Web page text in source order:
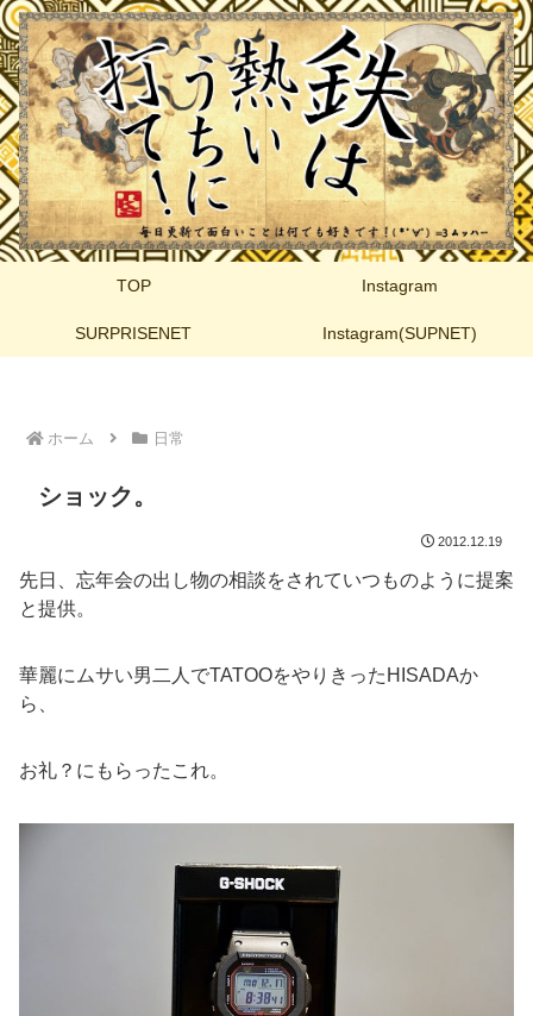
TOP Instagram
SURPRISENET Instagram(SUPNET)
ホーム 日常
ショック。
2012.12.19
先日、忘年会の出し物の相談をされていつものように提案
と提供。
華麗にムサい男二人でTATOOをやりきったHISADAか
ら、
お礼？にもらったこれ。